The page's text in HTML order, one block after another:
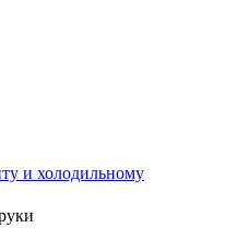
и холодильному